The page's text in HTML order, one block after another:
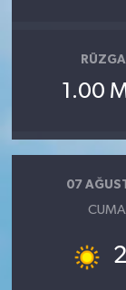
1.00
07
CUMA